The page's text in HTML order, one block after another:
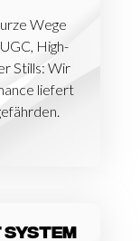
Wege
High-
Stills: Wir
liefert